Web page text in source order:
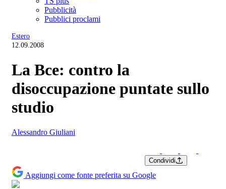
Pubblicità
Pubblici proclami
Estero
12.09.2008
La Bce: contro la
disoccupazione puntate sullo
studio
Alessandro Giuliani
Condividi
Aggiungi come fonte preferita su Google